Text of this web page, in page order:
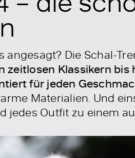
Die Schal-
zeitlosen Klassikern
für jeden
Materialien. Und
jedes Outfit zu einem